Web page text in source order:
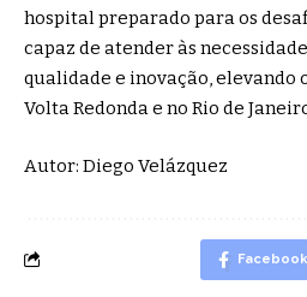
hospital preparado para os
capaz de atender às
qualidade e inovação, elevando
Volta Redonda e no Rio de
Autor: Diego Velázquez
Facebook